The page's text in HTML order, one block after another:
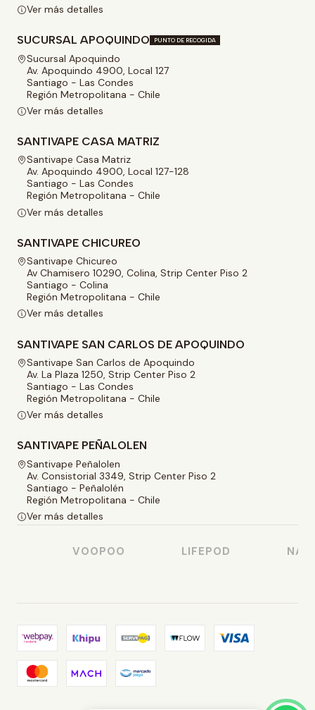
Ver más detalles
SUCURSAL APOQUINDO PUNTO DE RECOGIDA
Sucursal Apoquindo
Av. Apoquindo 4900, Local 127
Santiago - Las Condes
Región Metropolitana - Chile
Ver más detalles
SANTIVAPE CASA MATRIZ
Santivape Casa Matriz
Av. Apoquindo 4900, Local 127-128
Santiago - Las Condes
Región Metropolitana - Chile
Ver más detalles
SANTIVAPE CHICUREO
Santivape Chicureo
Av Chamisero 10290, Colina, Strip Center Piso 2
Santiago - Colina
Región Metropolitana - Chile
Ver más detalles
SANTIVAPE SAN CARLOS DE APOQUINDO
Santivape San Carlos de Apoquindo
Av. La Plaza 1250, Strip Center Piso 2
Santiago - Las Condes
Región Metropolitana - Chile
Ver más detalles
SANTIVAPE PEÑALOLEN
Santivape Peñalolen
Av. Consistorial 3349, Strip Center Piso 2
Santiago - Peñalolén
Región Metropolitana - Chile
Ver más detalles
VOOPOO LIFEPOD